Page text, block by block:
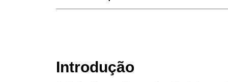
Introdução